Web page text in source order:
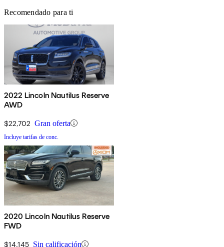
Recomendado para ti
2022 Lincoln Nautilus Reserve
AWD
$22,702 Gran oferta
Incluye tarifas de conc.
2020 Lincoln Nautilus Reserve
FWD
$14,145 Sin calificación